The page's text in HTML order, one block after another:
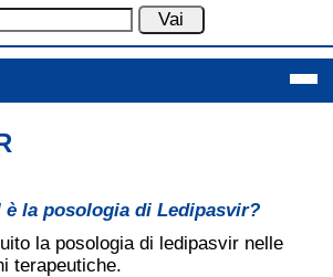
è la posologia di Ledipasvir?
la posologia di ledipasvir nelle
terapeutiche.